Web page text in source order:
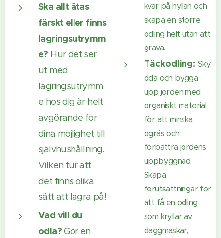
Ska allt ätas
färskt eller finns
lagringsutrymm
e? Hur det ser
ut med
lagringsutrymm
e hos dig är helt
avgörande för
dina möjlighet till
självhushållning.
Vilken tur att
det finns olika
sätt att lagra på!
Vad vill du
odla?Gör en
kvar på hyllan och
skapa en större
odling helt utan att
gräva.
Täckodling: Sky
dda och bygga
upp jorden med
organiskt material
för att minska
ogräs och
förbättra jordens
uppbyggnad.
Skapa
förutsättningar för
att få en odling
som kryllar av
daggmaskar,